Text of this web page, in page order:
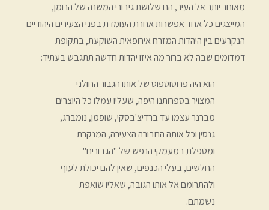
מאוחר יותר אל העיר, הם שלושת גיבורי המשנה של הרומן,
המייצגים כל אחד אפשרות אחרת העומדת בפני הצעירים היהודיים
הנקרעים בין היהדות המזרח אירופאית השוקעת, בתקופת
דמדומים שבה לא ברור מה איזו יהדות חדשה תתגבש בעתיד:
הוא היה פרוטוטפוס של אותו הגבור החולני
המצויר בספרותנו היפה, שעליו עמלו כל היוצרים
מברנר עצמו עד ברדיצ'בסקי, שופמן, נומברג,
גנסין וכל אותה החבורה הצעירה, המנקרת
ומטפלת במעמקי הנפש של "הגבורים"
החלשים, בעלי הכנפים, שאין להם יכולת לעוף
ולהתרומם אל אותו הגובה, שאליו שואפת
נשמתם.